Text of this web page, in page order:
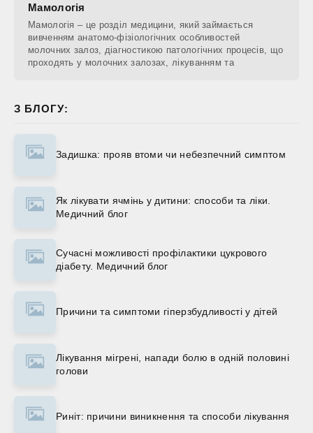
Мамологія
Мамологія – це розділ медицини, який займається
вивченням анатомо-фізіологічних особливостей
молочних залоз, діагностикою патологічних процесів, що
проходять у молочних залозах, лікуванням та
З БЛОГУ:
Задишка: прояв втоми чи небезпечний симптом
Як лікувати ячмінь у дитини: способи та ліки.
Медичний блог
Сучасні можливості профілактики цукрового
діабету. Медичний блог
Причини та симптоми гіперзбудливості у дітей
Лікування мігрені, напади болю в одній половині
голови
Риніт: причини виникнення та способи лікування